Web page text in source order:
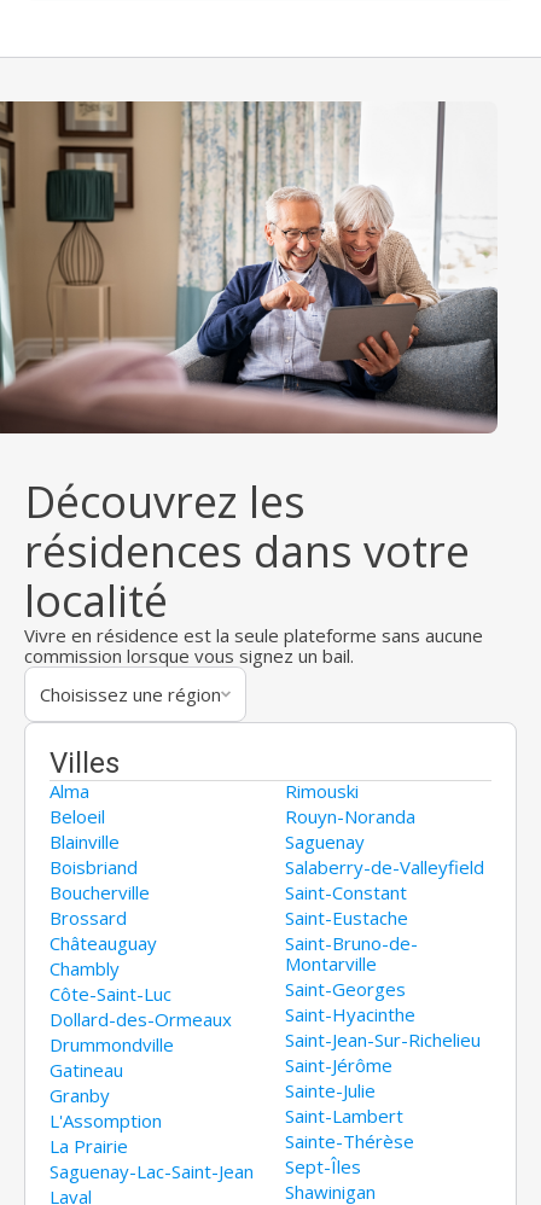
Découvrez les
résidences dans votre
localité
Vivre en résidence est la seule plateforme sans aucune
commission lorsque vous signez un bail.
Choisissez une région
Villes
Alma
Beloeil
Blainville
Boisbriand
Boucherville
Brossard
Châteauguay
Chambly
Côte-Saint-Luc
Dollard-des-Ormeaux
Drummondville
Gatineau
Granby
L'Assomption
La Prairie
Saguenay-Lac-Saint-Jean
Laval
Rimouski
Rouyn-Noranda
Saguenay
Salaberry-de-Valleyfield
Saint-Constant
Saint-Eustache
Saint-Bruno-de-
Montarville
Saint-Georges
Saint-Hyacinthe
Saint-Jean-Sur-Richelieu
Saint-Jérôme
Sainte-Julie
Saint-Lambert
Sainte-Thérèse
Sept-Îles
Shawinigan